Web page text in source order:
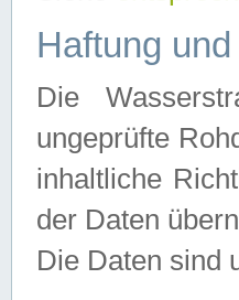
Haftung
Die
ungeprüfte
inhaltliche
der Daten
Die Daten sind